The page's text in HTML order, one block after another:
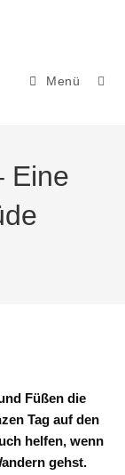
Menü
Eine
Füßen die
Tag auf den
helfen, wenn
gehst.